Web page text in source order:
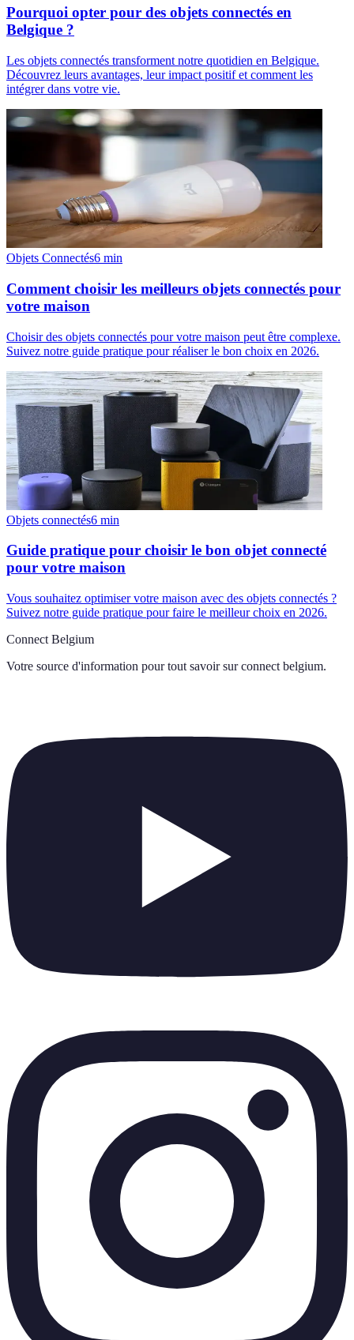
Pourquoi opter pour des objets connectés en
Belgique ?
Les objets connectés transforment notre quotidien en Belgique.
Découvrez leurs avantages, leur impact positif et comment les
intégrer dans votre vie.
Objets Connectés6 min
Comment choisir les meilleurs objets connectés pour
votre maison
Choisir des objets connectés pour votre maison peut être complexe.
Suivez notre guide pratique pour réaliser le bon choix en 2026.
Objets connectés6 min
Guide pratique pour choisir le bon objet connecté
pour votre maison
Vous souhaitez optimiser votre maison avec des objets connectés ?
Suivez notre guide pratique pour faire le meilleur choix en 2026.
Connect Belgium
Votre source d'information pour tout savoir sur connect belgium.